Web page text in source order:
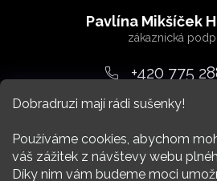
Dobradruzi mají rádi sušenky!
Používáme cookies, abychom
váš zážitek z návštevy webu
Díky nim vám budeme moci
a
Pavlína Mikšíček
+420 775
srdcem@